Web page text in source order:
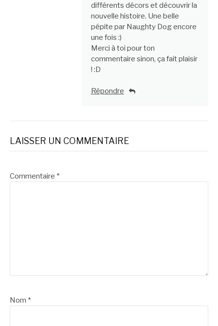
différents décors et découvrir la
nouvelle histoire. Une belle
pépite par Naughty Dog encore
une fois :)
Merci à toi pour ton
commentaire sinon, ça fait plaisir
! :D
Répondre
LAISSER UN COMMENTAIRE
Commentaire *
Nom *